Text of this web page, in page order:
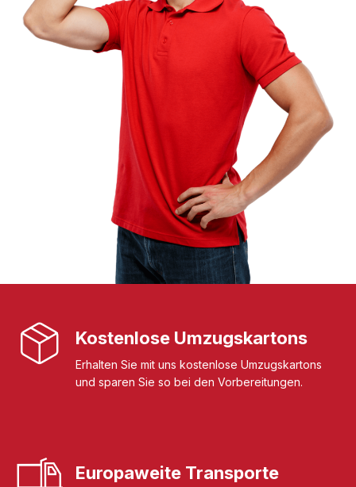
Kostenlose Umzugskartons
Erhalten Sie mit uns kostenlose Umzugskartons
und sparen Sie so bei den Vorbereitungen.
Europaweite Transporte